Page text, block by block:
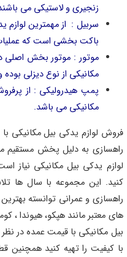
زنجیری و لاستیکی می‌
سربیل : از مهمترین لوازم
باکت بخشی است که
موتور : موتور بخش اصلی
مکانیکی از نوع دیزلی
پمپ هیدرولیکی : از
مکانیکی می باشد.
فروش لوازم یدکی بیل مکانیکی
راهسازی به دلیل پخش مستقیم
لوازم یدکی بیل مکانیکی نیاز
کنید. این مجموعه با سال ها
راهسازی و عمرانی توانسته
های معتبر مانند هپکو، هیوندا ،
بیل مکانیکی با قیمت عمده در
با کیفیت را تهیه کنید همچنین